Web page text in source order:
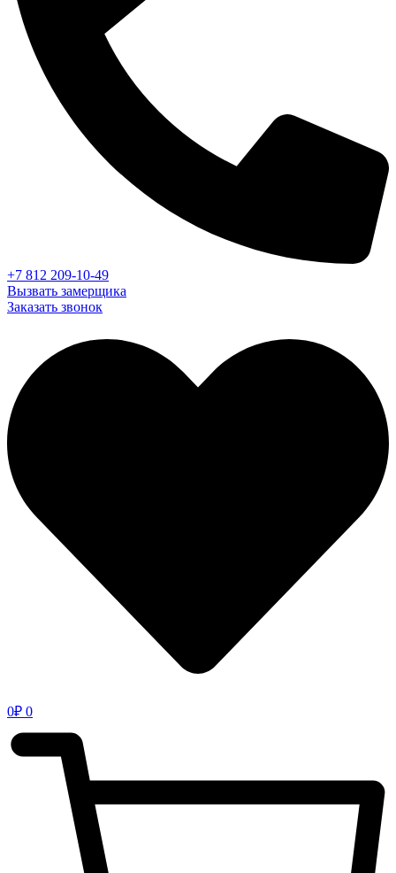
+7 812 209-10-49
Вызвать замерщика
Заказать звонок
0₽ 0